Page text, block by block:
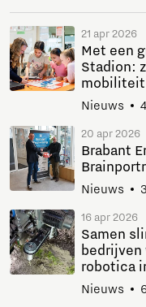
21 apr 2026
Met een
Stadion:
mobiliteit
Nieuws
20 apr 2026
Brabant
Nieuws
16 apr 2026
Samen
bedrijven
robotica
Nieuws